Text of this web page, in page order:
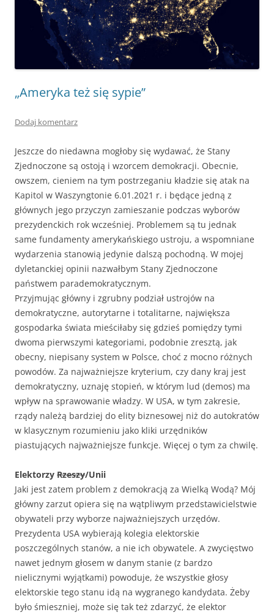
„Ameryka też się sypie”
Dodaj komentarz
Jeszcze do niedawna mogłoby się wydawać, że Stany
Zjednoczone są ostoją i wzorcem demokracji. Obecnie,
owszem, cieniem na tym postrzeganiu kładzie się atak na
Kapitol w Waszyngtonie 6.01.2021 r. i będące jedną z
głównych jego przyczyn zamieszanie podczas wyborów
prezydenckich rok wcześniej. Problemem są tu jednak
same fundamenty amerykańskiego ustroju, a wspomniane
wydarzenia stanowią jedynie dalszą pochodną. W mojej
dyletanckiej opinii nazwałbym Stany Zjednoczone
państwem parademokratycznym.
Przyjmując główny i zgrubny podział ustrojów na
demokratyczne, autorytarne i totalitarne, największa
gospodarka świata mieściłaby się gdzieś pomiędzy tymi
dwoma pierwszymi kategoriami, podobnie zresztą, jak
obecny, niepisany system w Polsce, choć z mocno różnych
powodów. Za najważniejsze kryterium, czy dany kraj jest
demokratyczny, uznaję stopień, w którym lud (demos) ma
wpływ na sprawowanie władzy. W USA, w tym zakresie,
rządy należą bardziej do elity biznesowej niż do autokratów
w klasycznym rozumieniu jako kliki urzędników
piastujących najważniejsze funkcje. Więcej o tym za chwilę.
Elektorzy Rzeszy/Unii
Jaki jest zatem problem z demokracją za Wielką Wodą? Mój
główny zarzut opiera się na wątpliwym przedstawicielstwie
obywateli przy wyborze najważniejszych urzędów.
Prezydenta USA wybierają kolegia elektorskie
poszczególnych stanów, a nie ich obywatele. A zwycięstwo
nawet jednym głosem w danym stanie (z bardzo
nielicznymi wyjątkami) powoduje, że wszystkie głosy
elektorskie tego stanu idą na wygranego kandydata. Żeby
było śmieszniej, może się tak też zdarzyć, że elektor